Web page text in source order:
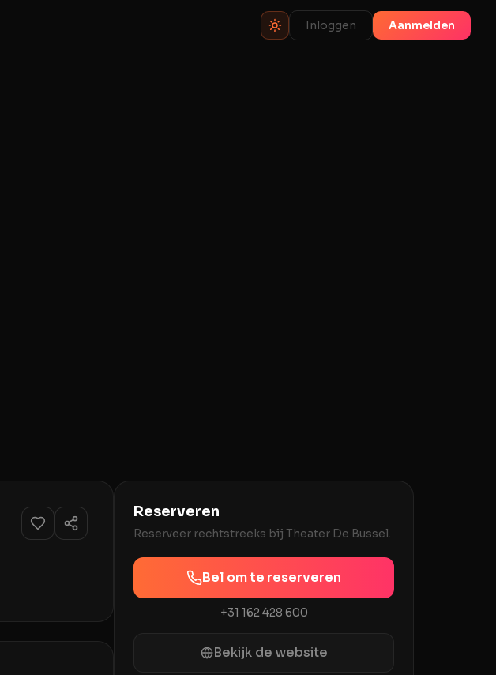
Inloggen Aanmelden
Reserveren
Reserveer rechtstreeks bij Theater De Bussel.
Bel om te reserveren
+31 162 428 600
Bekijk de website